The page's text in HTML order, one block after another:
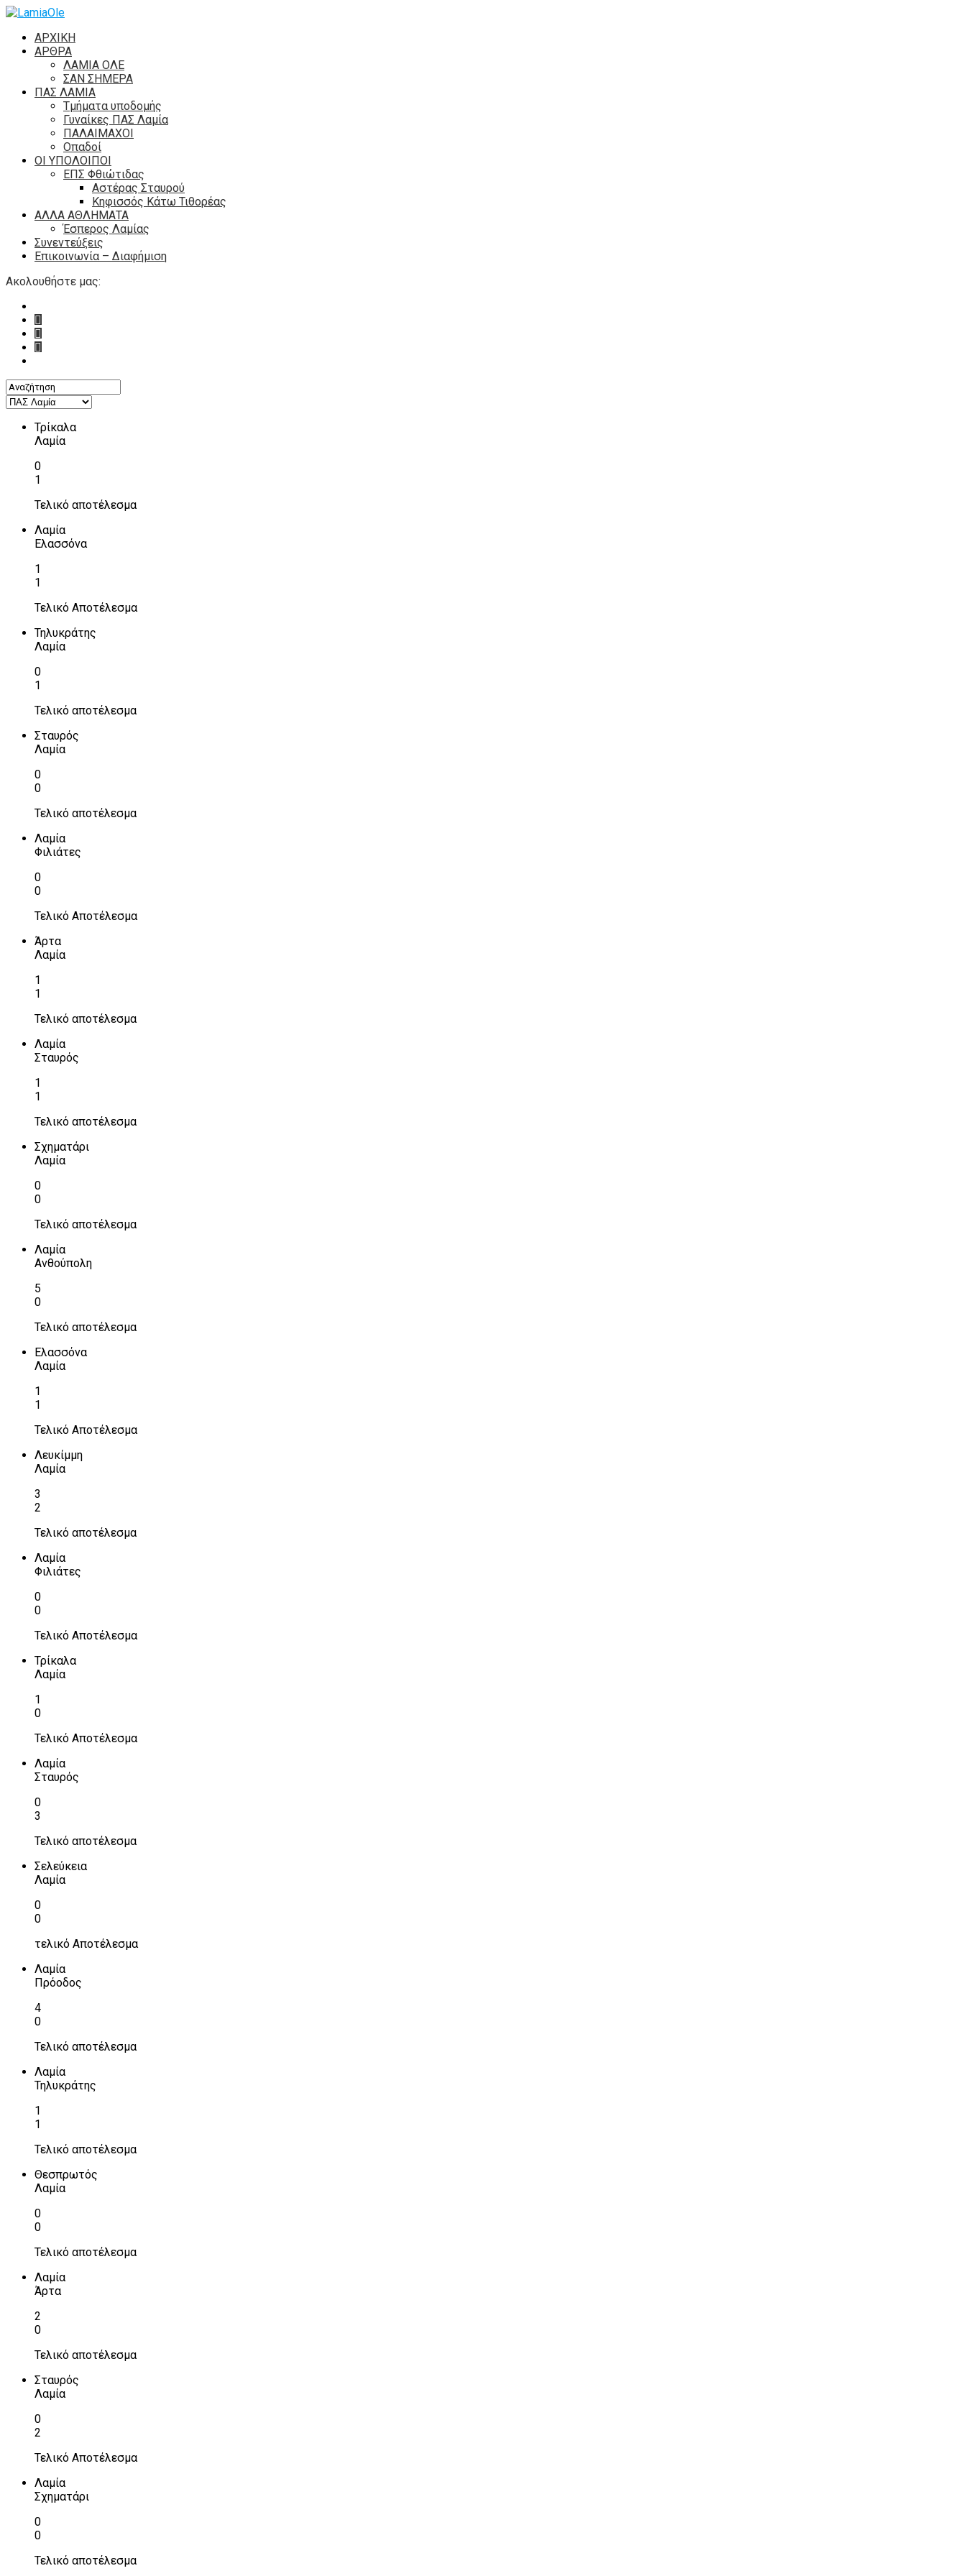
ΑΡΧΙΚΗ
ΑΡΘΡΑ
ΛΑΜΙΑ ΟΛΕ
ΣΑΝ ΣΗΜΕΡΑ
ΠΑΣ ΛΑΜΙΑ
Τμήματα υποδομής
Γυναίκες ΠΑΣ Λαμία
ΠΑΛΑΙΜΑΧΟΙ
Οπαδοί
ΟΙ ΥΠΟΛΟΙΠΟΙ
ΕΠΣ Φθιώτιδας
Αστέρας Σταυρού
Κηφισσός Κάτω Τιθορέας
ΑΛΛΑ ΑΘΛΗΜΑΤΑ
Έσπερος Λαμίας
Συνεντεύξεις
Επικοινωνία – Διαφήμιση
Ακολουθήστε μας:
Τρίκαλα
Λαμία
0
1
Τελικό αποτέλεσμα
Λαμία
Ελασσόνα
1
1
Τελικό Αποτέλεσμα
Τηλυκράτης
Λαμία
0
1
Τελικό αποτέλεσμα
Σταυρός
Λαμία
0
0
Τελικό αποτέλεσμα
Λαμία
Φιλιάτες
0
0
Τελικό Αποτέλεσμα
Άρτα
Λαμία
1
1
Τελικό αποτέλεσμα
Λαμία
Σταυρός
1
1
Τελικό αποτέλεσμα
Σχηματάρι
Λαμία
0
0
Τελικό αποτέλεσμα
Λαμία
Ανθούπολη
5
0
Τελικό αποτέλεσμα
Ελασσόνα
Λαμία
1
1
Τελικό Αποτέλεσμα
Λευκίμμη
Λαμία
3
2
Τελικό αποτέλεσμα
Λαμία
Φιλιάτες
0
0
Τελικό Αποτέλεσμα
Τρίκαλα
Λαμία
1
0
Τελικό Αποτέλεσμα
Λαμία
Σταυρός
0
3
Τελικό αποτέλεσμα
Σελεύκεια
Λαμία
0
0
τελικό Αποτέλεσμα
Λαμία
Πρόοδος
4
0
Τελικό αποτέλεσμα
Λαμία
Τηλυκράτης
1
1
Τελικό αποτέλεσμα
Θεσπρωτός
Λαμία
0
0
Τελικό αποτέλεσμα
Λαμία
Άρτα
2
0
Τελικό αποτέλεσμα
Σταυρός
Λαμία
0
2
Τελικό Αποτέλεσμα
Λαμία
Σχηματάρι
0
0
Τελικό αποτέλεσμα